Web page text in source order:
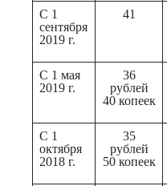
С 1
сентября
2019 г.
41
С 1 мая
2019 г.
36
рублей
40 копеек
С 1
октября
2018 г.
35
рублей
50 копеек